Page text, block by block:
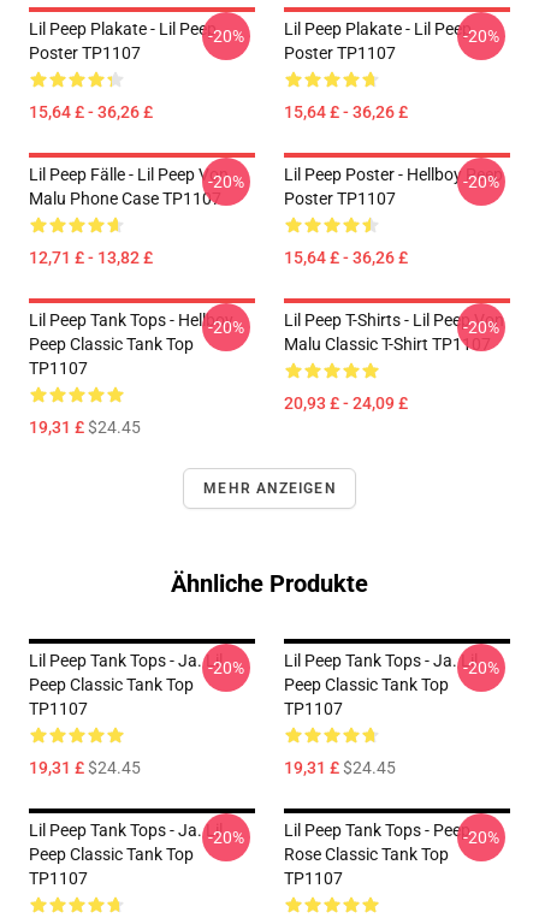
Lil Peep Plakate - Lil Peep
Poster TP1107
15,64 £ - 36,26 £
-20%
Lil Peep Plakate - Lil Peep
Poster TP1107
15,64 £ - 36,26 £
-20%
Lil Peep Fälle - Lil Peep Von
Malu Phone Case TP1107
12,71 £ - 13,82 £
-20%
Lil Peep Poster - Hellboy Peep
Poster TP1107
15,64 £ - 36,26 £
-20%
Lil Peep Tank Tops - Hellboy
Peep Classic Tank Top
TP1107
19,31 £$24.45
-20%
Lil Peep T-Shirts - Lil Peep Von
Malu Classic T-Shirt TP1107
20,93 £ - 24,09 £
-20%
MEHR ANZEIGEN
Ähnliche Produkte
Lil Peep Tank Tops - Ja. Lil
Peep Classic Tank Top
TP1107
19,31 £$24.45
-20%
Lil Peep Tank Tops - Ja. Lil
Peep Classic Tank Top
TP1107
19,31 £$24.45
-20%
Lil Peep Tank Tops - Ja. Lil
Peep Classic Tank Top
TP1107
-20%
Lil Peep Tank Tops - Peep
Rose Classic Tank Top
TP1107
-20%